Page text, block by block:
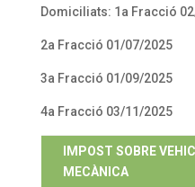
Domiciliats: 1a Fracció
2a Fracció 01/07/2025
3a Fracció 01/09/2025
4a Fracció 03/11/2025
IMPOST SOBRE
MECÀNICA